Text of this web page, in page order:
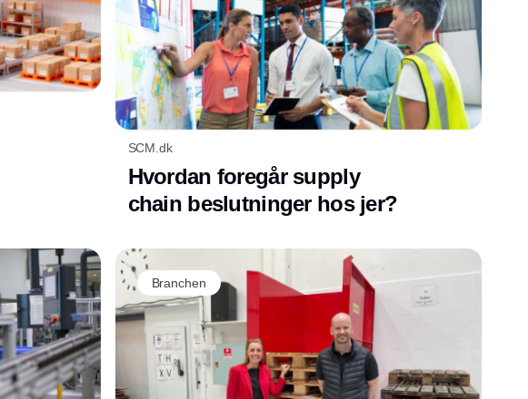
SCM.dk
Hvordan foregår supply
chain beslutninger hos jer?
Branchen